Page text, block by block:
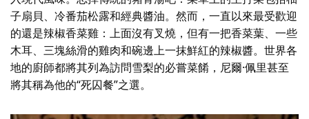
子扇貝、冷番茄松露和經典醬油。然而，一直以來最受歡迎
的還是辣椒香菜雞：上面沒有叉燒，但有一把香菜葉、一些
木耳、三塊絲滑的雞肉和碗邊上一抹鮮紅的辣椒醬。世界各
地的廚師都將其列為訪問雪梨的必嘗菜餚，尼爾·佩里甚至
將其稱為他的“死囚餐”之選。